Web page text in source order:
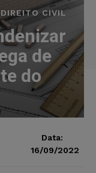
DIREITO CIVIL
de
do
Data:
16/09/2022